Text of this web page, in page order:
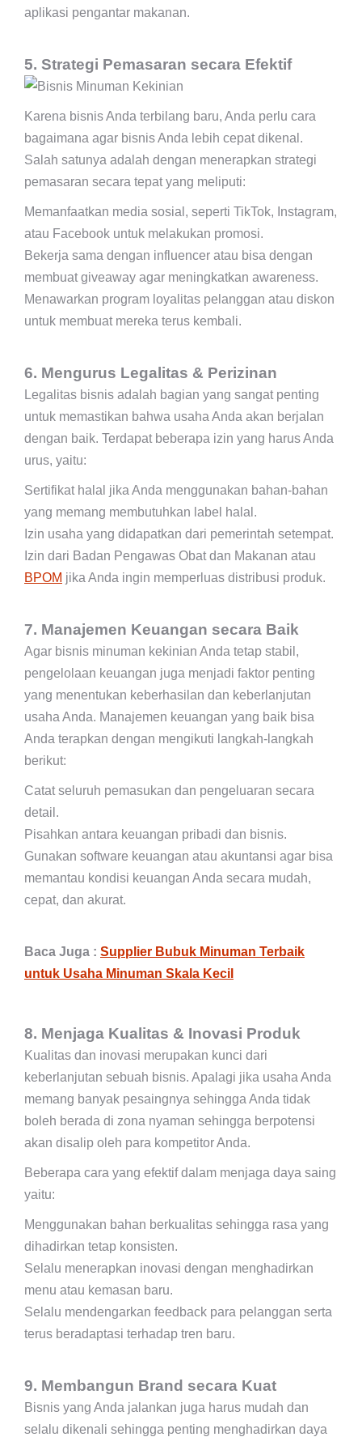
aplikasi pengantar makanan.
5. Strategi Pemasaran secara Efektif
Karena bisnis Anda terbilang baru, Anda perlu cara
bagaimana agar bisnis Anda lebih cepat dikenal.
Salah satunya adalah dengan menerapkan strategi
pemasaran secara tepat yang meliputi:
Memanfaatkan media sosial, seperti TikTok, Instagram,
atau Facebook untuk melakukan promosi.
Bekerja sama dengan influencer atau bisa dengan
membuat giveaway agar meningkatkan awareness.
Menawarkan program loyalitas pelanggan atau diskon
untuk membuat mereka terus kembali.
6. Mengurus Legalitas & Perizinan
Legalitas bisnis adalah bagian yang sangat penting
untuk memastikan bahwa usaha Anda akan berjalan
dengan baik. Terdapat beberapa izin yang harus Anda
urus, yaitu:
Sertifikat halal jika Anda menggunakan bahan-bahan
yang memang membutuhkan label halal.
Izin usaha yang didapatkan dari pemerintah setempat.
Izin dari Badan Pengawas Obat dan Makanan atau
BPOM jika Anda ingin memperluas distribusi produk.
7. Manajemen Keuangan secara Baik
Agar bisnis minuman kekinian Anda tetap stabil,
pengelolaan keuangan juga menjadi faktor penting
yang menentukan keberhasilan dan keberlanjutan
usaha Anda. Manajemen keuangan yang baik bisa
Anda terapkan dengan mengikuti langkah-langkah
berikut:
Catat seluruh pemasukan dan pengeluaran secara
detail.
Pisahkan antara keuangan pribadi dan bisnis.
Gunakan software keuangan atau akuntansi agar bisa
memantau kondisi keuangan Anda secara mudah,
cepat, dan akurat.
Baca Juga : Supplier Bubuk Minuman Terbaik
untuk Usaha Minuman Skala Kecil
8. Menjaga Kualitas & Inovasi Produk
Kualitas dan inovasi merupakan kunci dari
keberlanjutan sebuah bisnis. Apalagi jika usaha Anda
memang banyak pesaingnya sehingga Anda tidak
boleh berada di zona nyaman sehingga berpotensi
akan disalip oleh para kompetitor Anda.
Beberapa cara yang efektif dalam menjaga daya saing
yaitu:
Menggunakan bahan berkualitas sehingga rasa yang
dihadirkan tetap konsisten.
Selalu menerapkan inovasi dengan menghadirkan
menu atau kemasan baru.
Selalu mendengarkan feedback para pelanggan serta
terus beradaptasi terhadap tren baru.
9. Membangun Brand secara Kuat
Bisnis yang Anda jalankan juga harus mudah dan
selalu dikenali sehingga penting menghadirkan daya